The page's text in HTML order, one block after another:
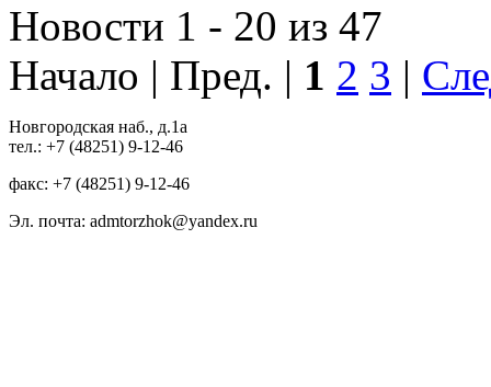
Новости 1 - 20 из 47
Начало | Пред. | 1 2 3 |
Новгородская наб., д.1а
тел.: +7 (48251) 9-12-46
факс: +7 (48251) 9-12-46
Эл. почта: admtorzhok@yandex.ru